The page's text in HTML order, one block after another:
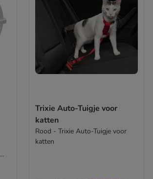
Trixie Auto-Tuigje voor
katten
Rood - Trixie Auto-Tuigje voor
katten